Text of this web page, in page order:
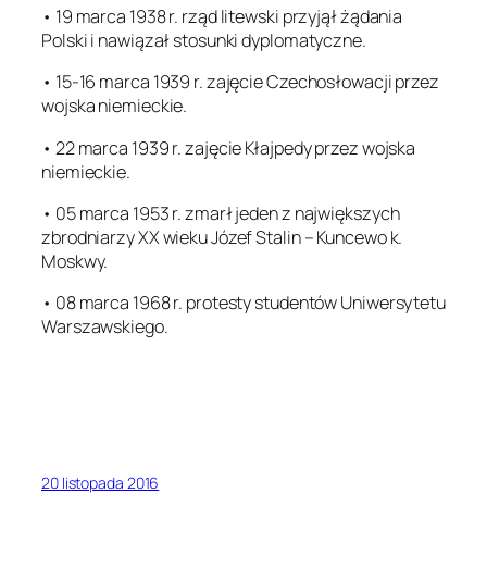
• 19 marca 1938 r. rząd litewski przyjął żądania
Polski i nawiązał stosunki dyplomatyczne.
• 15-16 marca 1939 r. zajęcie Czechosłowacji przez
wojska niemieckie.
• 22 marca 1939 r. zajęcie Kłajpedy przez wojska
niemieckie.
• 05 marca 1953 r. zmarł jeden z największych
zbrodniarzy XX wieku Józef Stalin – Kuncewo k.
Moskwy.
• 08 marca 1968 r. protesty studentów Uniwersytetu
Warszawskiego.
20 listopada 2016